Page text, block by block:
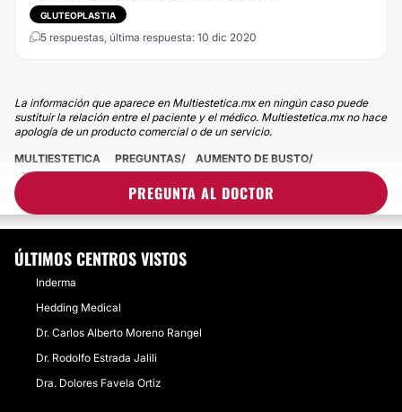
GLUTEOPLASTIA
5 respuestas, última respuesta: 10 dic 2020
La información que aparece en Multiestetica.mx en ningún caso puede
sustituir la relación entre el paciente y el médico. Multiestetica.mx no hace
apología de un producto comercial o de un servicio.
PREGUNTA AL DOCTOR
MULTIESTETICA PREGUNTAS
AUMENTO DE BUSTO
TENGO UN AGUJERO EN MI CICATRIZ, ¿LO QUE SE VE ES EL
ÚLTIMOS CENTROS VISTOS
Inderma
Hedding Medical
Dr. Carlos Alberto Moreno Rangel
Dr. Rodolfo Estrada Jalili
Dra. Dolores Favela Ortiz